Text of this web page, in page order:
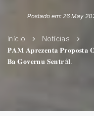
Postado em: 26 May
Início
Notícias
𝐏𝐀𝐌 𝐀𝐩𝐫𝐞𝐳𝐞𝐧𝐭𝐚 𝐏𝐫𝐨𝐩𝐨𝐬𝐭𝐚
𝐁𝐚 𝐆𝐨𝐯𝐞𝐫𝐧𝐮 𝐒𝐞𝐧𝐭𝐫á𝐥.